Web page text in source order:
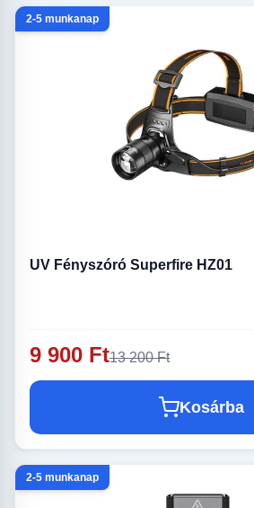
2-5 munkanap
UV Fényszóró Superfire HZ01
9 900 Ft13 200 Ft
Kosárba
2-5 munkanap